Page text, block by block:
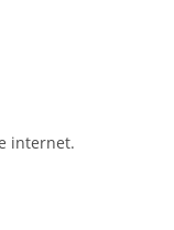
internet.